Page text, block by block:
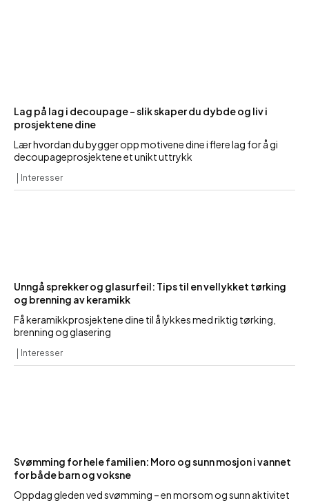
Lag på lag i decoupage – slik skaper du dybde og liv i
prosjektene dine
Lær hvordan du bygger opp motivene dine i flere lag for å gi
decoupageprosjektene et unikt uttrykk
Interesser
Unngå sprekker og glasurfeil: Tips til en vellykket tørking
og brenning av keramikk
Få keramikkprosjektene dine til å lykkes med riktig tørking,
brenning og glasering
Interesser
Svømming for hele familien: Moro og sunn mosjon i vannet
for både barn og voksne
Oppdag gleden ved svømming – en morsom og sunn aktivitet